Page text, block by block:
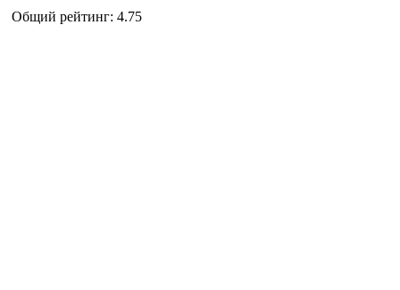
Общий рейтинг: 4.75